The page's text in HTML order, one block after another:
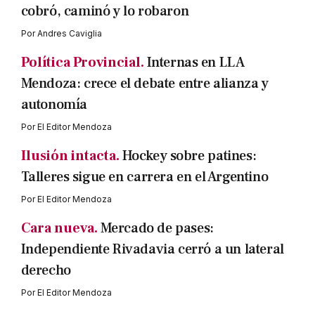
cobró, caminó y lo robaron
PorAndres Caviglia
Política Provincial.Internas en LLA
Mendoza: crece el debate entre alianza y
autonomía
PorEl Editor Mendoza
Ilusión intacta.Hockey sobre patines:
Talleres sigue en carrera en el Argentino
PorEl Editor Mendoza
Cara nueva.Mercado de pases:
Independiente Rivadavia cerró a un lateral
derecho
PorEl Editor Mendoza